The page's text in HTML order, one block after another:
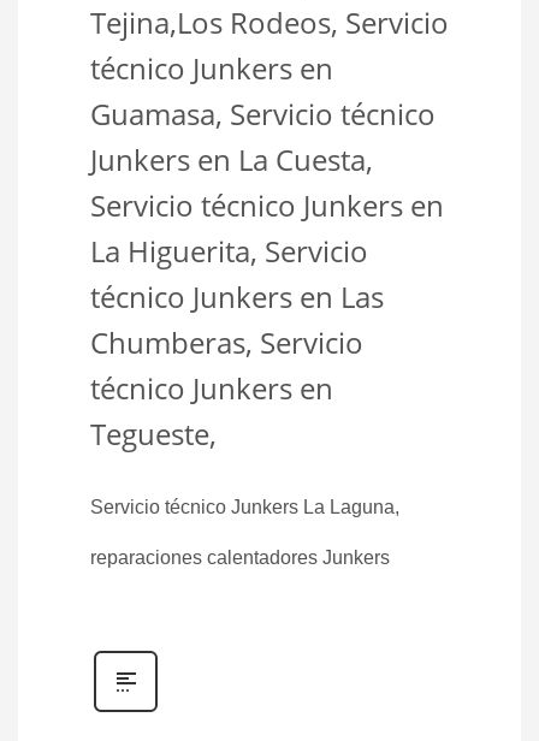
Tejina,Los Rodeos, Servicio
técnico Junkers en
Guamasa, Servicio técnico
Junkers en La Cuesta,
Servicio técnico Junkers en
La Higuerita, Servicio
técnico Junkers en Las
Chumberas, Servicio
técnico Junkers en
Tegueste,
Servicio técnico Junkers La Laguna,
reparaciones calentadores Junkers